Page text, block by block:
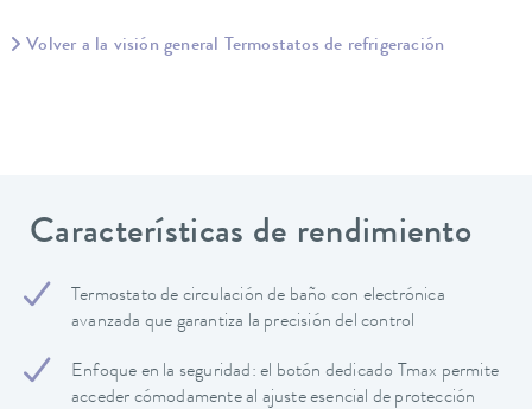
Volver a la visión general Termostatos de refrigeración
Características de rendimiento
Termostato de circulación de baño con electrónica
avanzada que garantiza la precisión del control
Enfoque en la seguridad: el botón dedicado Tmax permite
acceder cómodamente al ajuste esencial de protección